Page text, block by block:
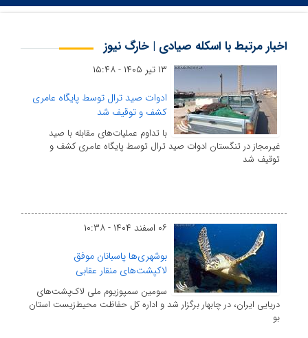
هشدار سطح نارنجی در استان بوشهر صادر شد
اخبار مرتبط با اسکله صیادی | خارگ نیوز
۱۳ تیر ۱۴۰۵ - ۱۵:۴۸
ادوات صید ترال توسط پایگاه عامری
کشف و توقیف شد
با تداوم عملیات‌های مقابله با صید
غیرمجاز در تنگستان ادوات صید ترال توسط پایگاه عامری کشف و
توقیف شد
۰۶ اسفند ۱۴۰۴ - ۱۰:۳۸
بوشهری‌ها پاسبانان موفق
لاکپشت‌های منقار عقابی
سومین سمپوزیوم ملی لاک‌پشت‌های
دریایی ایران، در چابهار برگزار شد و اداره کل حفاظت محیط‌زیست استان
بو